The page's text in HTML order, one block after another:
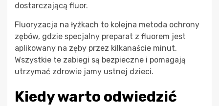
dostarczającą fluor.
Fluoryzacja na łyżkach to kolejna metoda ochrony
zębów, gdzie specjalny preparat z fluorem jest
aplikowany na zęby przez kilkanaście minut.
Wszystkie te zabiegi są bezpieczne i pomagają
utrzymać zdrowie jamy ustnej dzieci.
Kiedy warto odwiedzić